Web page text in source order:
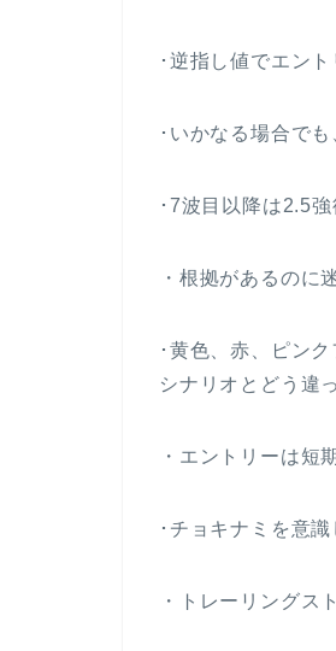
･逆指し値でエン
･いかなる場合で
･7波目以降は2.5強
・根拠があるのに
･黄色、赤、ピン
シナリオとどう違
・エントリーは短
･チョキナミを意
・トレーリングス